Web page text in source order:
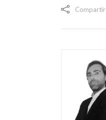
Compartir